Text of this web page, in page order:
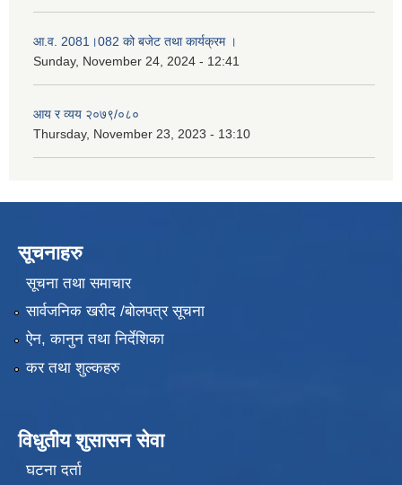
आ.व. 2081।082 को बजेट तथा कार्यक्रम ।
Sunday, November 24, 2024 - 12:41
आय र व्यय २०७९/०८०
Thursday, November 23, 2023 - 13:10
सूचनाहरु
सूचना तथा समाचार
सार्वजनिक खरीद /बोलपत्र सूचना
ऐन, कानुन तथा निर्देशिका
कर तथा शुल्कहरु
विधुतीय शुसासन सेवा
घटना दर्ता